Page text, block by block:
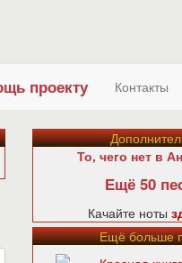
проекту Контакты
То, чего нет в
Ещё 50
Качайте ноты
Ещё больше